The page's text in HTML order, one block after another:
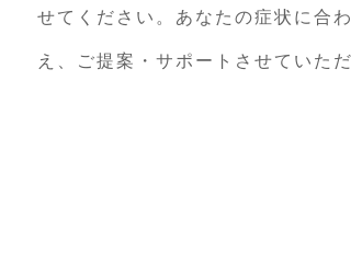
せてください。あなたの症状に合
え、ご提案・サポートさせていただ